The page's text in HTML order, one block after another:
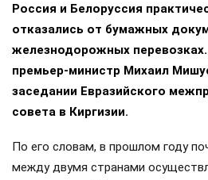
Россия и Белоруссия
отказались от бумажных
железнодорожных
премьер-министр Михаил
заседании Евразийского
совета в Киргизии.
По его словам, в прошлом году
между двумя странами